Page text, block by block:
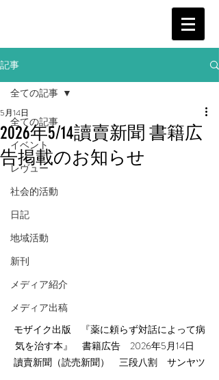
記事
全ての記事
イベント
レヴュー
社会的活動
日記
地域活動
新刊
メディア紹介
メディア出稿
全ての記事
2026年5/14讀賣新聞 書籍広
告掲載のお知らせ
5月14日
モザイク出版　『薬に頼らず対話によって病
気を治す本』　書籍広告　2026年5月14日
讀賣新聞（読売新聞）　三段八割　サンヤツ